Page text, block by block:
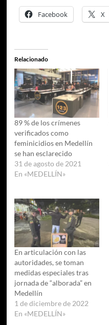
Facebook X
Relacionado
89 % de los crímenes
verificados como
feminicidios en Medellín
se han esclarecido
31 de agosto de 2021
En «MEDELLÍN»
En articulación con las
autoridades, se toman
medidas especiales tras
jornada de “alborada” en
Medellín
1 de diciembre de 2022
En «MEDELLÍN»